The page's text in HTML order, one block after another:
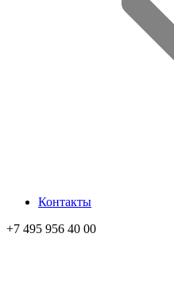
Контакты
+7 495 956 40 00